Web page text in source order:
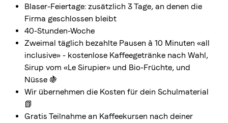
Blaser-Feiertage: zusätzlich 3 Tage, an denen die
Firma geschlossen bleibt
40-Stunden-Woche
Zweimal täglich bezahlte Pausen à 10 Minuten «all
inclusive» - kostenlose Kaffeegetränke nach Wahl,
Sirup vom «Le Sirupier» und Bio-Früchte, und
Nüsse 🍇
Wir übernehmen die Kosten für dein Schulmaterial
📗
Gratis Teilnahme an Kaffeekursen nach deiner